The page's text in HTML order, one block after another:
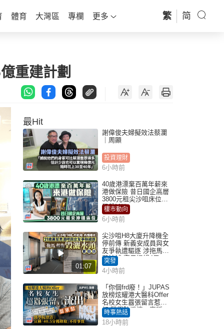
體育 大灣區 專欄 更多 繁 简
重建計劃
最Hit
謝偉俊夫婦擬效法蔡瀾
｜周顯
投資理財
6小時前
40歲港漂棄百萬年薪來
港做保險 昔日國企高層
3800元租尖沙咀床位｜
租盤Million
樓市動向
6小時前
01:07
尖沙咀H8大廈升降機全
停前傳 新義安成員與女
友爭執遭驅逐 涉拖馬刑
毀被捕 警另通緝4男
突發
4小時前
「你個frd廢！」JUPAS
放榜炫耀港大醫科Offer
名校女生囂張留言惹眾
怒 醫學院澄清：宣稱
「40.5分獲錄取」不符事
實｜Juicy叮
時事熱話
18小時前